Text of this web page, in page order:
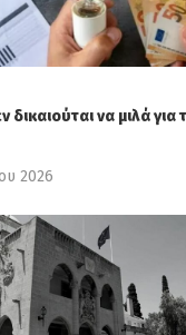
δικαιούται να μιλά για
2026